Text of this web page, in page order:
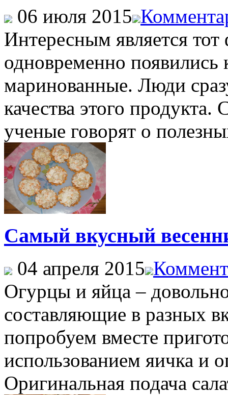
06 июля 2015
Интересным является
одновременно появились
маринованные. Люди
качества этого
ученые говорят о
Самый вкусный
04 апреля 2015
Огурцы и яйца –
составляющие в разных
попробуем вместе
использованием яичка и
Оригинальная подача